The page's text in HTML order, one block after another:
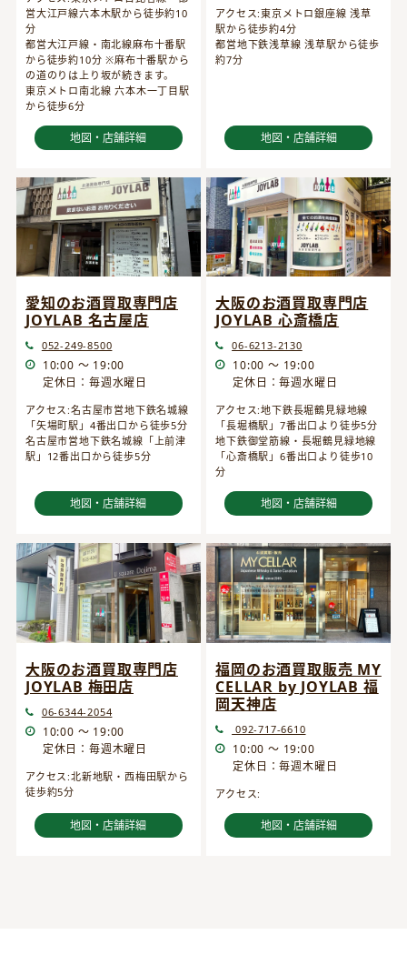
営大江戸線六本木駅から徒歩約10
分
都営大江戸線・南北線麻布十番駅
から徒歩約10分 ※麻布十番駅から
の道のりは上り坂が続きます。
東京メトロ南北線 六本木一丁目駅
から徒歩6分
地図・店舗詳細
アクセス:東京メトロ銀座線 浅草
駅から徒歩約4分
都営地下鉄浅草線 浅草駅から徒歩
約7分
地図・店舗詳細
愛知のお酒買取専門店
JOYLAB 名古屋店
052-249-8500
10:00 ～ 19:00
定休日：毎週水曜日
アクセス:名古屋市営地下鉄名城線
「矢場町駅」4番出口から徒歩5分
名古屋市営地下鉄名城線「上前津
駅」12番出口から徒歩5分
地図・店舗詳細
大阪のお酒買取専門店
JOYLAB 心斎橋店
06-6213-2130
10:00 ～ 19:00
定休日：毎週水曜日
アクセス:地下鉄長堀鶴見緑地線
「長堀橋駅」7番出口より徒歩5分
地下鉄御堂筋線・長堀鶴見緑地線
「心斎橋駅」6番出口より徒歩10
分
地図・店舗詳細
大阪のお酒買取専門店
JOYLAB 梅田店
06-6344-2054
10:00 ～ 19:00
定休日：毎週木曜日
アクセス:北新地駅・西梅田駅から
徒歩約5分
地図・店舗詳細
福岡のお酒買取販売 MY
CELLAR by JOYLAB 福
岡天神店
092-717-6610
10:00 ～ 19:00
定休日：毎週木曜日
アクセス:
地図・店舗詳細